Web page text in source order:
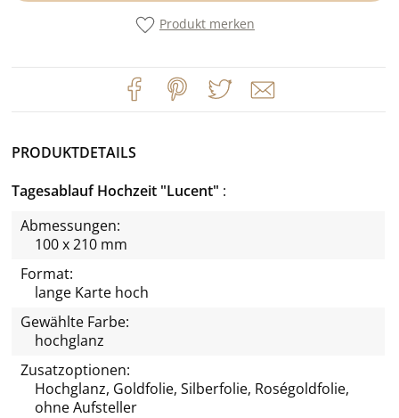
Produkt merken
PRODUKTDETAILS
Tagesablauf Hochzeit "Lucent"
Abmessungen:
100 x 210 mm
Format:
lange Karte hoch
Gewählte Farbe:
hochglanz
Zusatzoptionen:
Hochglanz, Goldfolie, Silberfolie, Roségoldfolie,
ohne Aufsteller